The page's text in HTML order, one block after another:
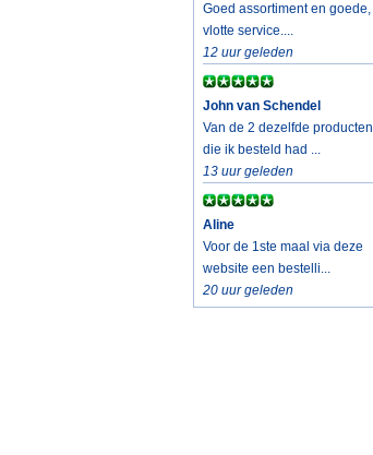
Goed assortiment en goede,
vlotte service....
12 uur geleden
John van Schendel
Van de 2 dezelfde producten
die ik besteld had ...
13 uur geleden
Aline
Voor de 1ste maal via deze
website een bestelli...
20 uur geleden